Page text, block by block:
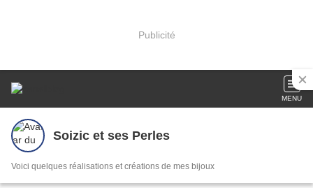
Publicité
MENU
Soizic et ses Perles
Voici quelques réalisations et créations de mes bijoux